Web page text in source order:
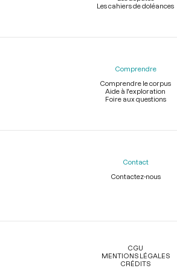
Les cahiers de doléances
Comprendre
Comprendre le corpus
Aide à l'exploration
Foire aux questions
Contact
Contactez-nous
Légal
CGU
MENTIONS LÉGALES
CRÉDITS